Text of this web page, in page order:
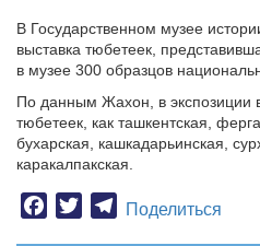
В Государственном музее
выставка тюбетеек,
в музее 300 образцов
По данным Жахон, в экспозиции
тюбетеек, как ташкентская,
бухарская, кашкадарьинская,
каракалпакская.
Facebook
TwitterTelegram
Поделиться